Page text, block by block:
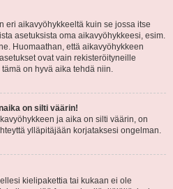
eri aikavyöhykkeeltä kuin se jossa itse
asetuksista oma aikavyöhykkeesi, esim.
Huomaathan, että aikavyöhykkeen
ovat vain rekisteröityneille
on hyvä aika tehdä niin.
on silti väärin!
ja aika on silti väärin, on
ylläpitäjään korjataksesi ongelman.
kielipakettia tai kukaan ei ole